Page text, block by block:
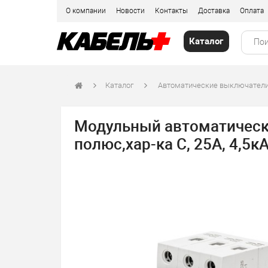
О компании Новости Контакты Доставка Оплата
Каталог
Каталог Автоматические
Модульный
полюс,хар-ка C, 25А,